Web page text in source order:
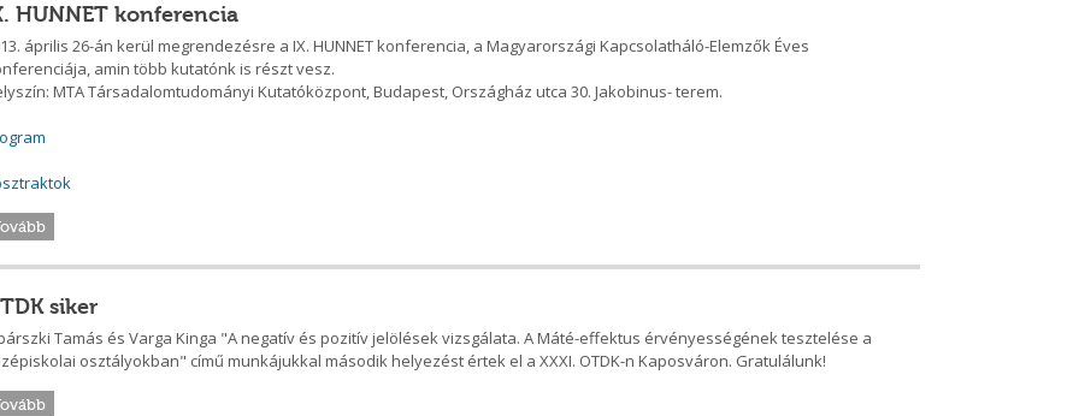
HUNNET konferencia
április 26-án kerül megrendezésre a IX. HUNNET konferencia, a Magyarországi Kapcsolatháló-Elemzők Éves
amin több kutatónk is részt vesz.
MTA Társadalomtudományi Kutatóközpont, Budapest, Országház utca 30. Jakobinus- terem.
siker
Tamás és Varga Kinga "A negatív és pozitív jelölések vizsgálata. A Máté-effektus érvényességének tesztelése a
osztályokban" című munkájukkal második helyezést értek el a XXXI. OTDK-n Kaposváron. Gratulálunk!